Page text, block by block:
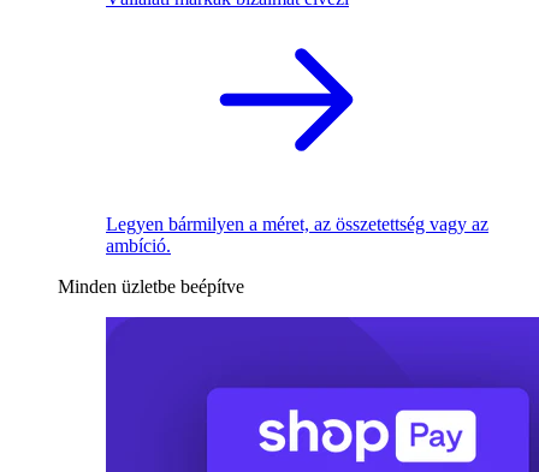
Legyen bármilyen a méret, az összetettség vagy az
ambíció.
Minden üzletbe beépítve